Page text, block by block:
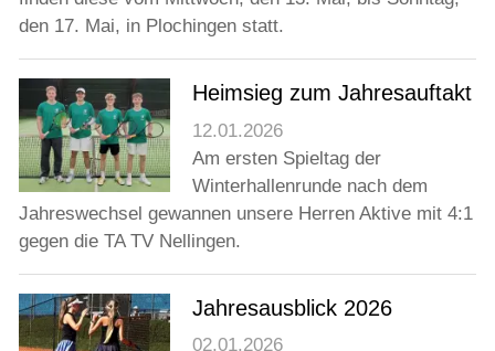
den 17. Mai, in Plochingen statt.
Heimsieg zum Jahresauftakt
12.01.2026
Am ersten Spieltag der
Winterhallenrunde nach dem
Jahreswechsel gewannen unsere Herren Aktive mit 4:1
gegen die TA TV Nellingen.
Jahresausblick 2026
02.01.2026